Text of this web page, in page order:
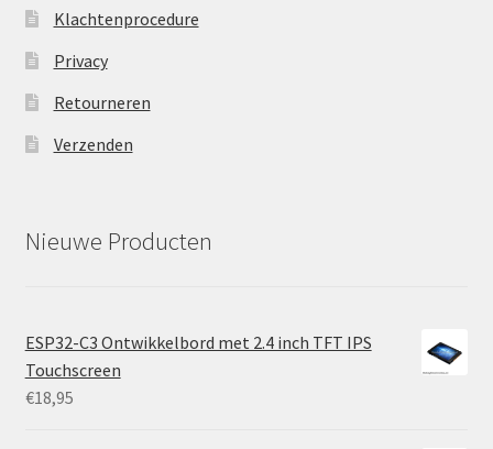
Klachtenprocedure
Privacy
Retourneren
Verzenden
Nieuwe Producten
ESP32-C3 Ontwikkelbord met 2.4 inch TFT IPS
Touchscreen
€18,95